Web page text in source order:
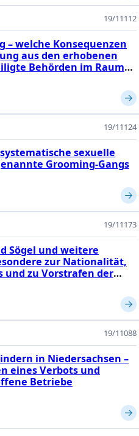
– welche Konsequenzen
aus den erhobenen
Behörden im Raum
19/11112
sexuelle
Grooming-Gangs
19/11124
Sögel und weitere
zur Nationalität,
zu Vorstrafen der
19/11173
in Niedersachsen –
eines Verbots und
Betriebe
19/11088